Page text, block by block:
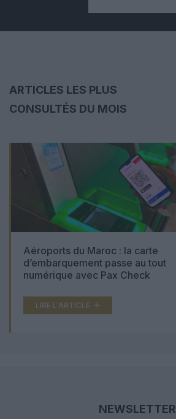
ARTICLES LES PLUS
CONSULTÉS DU MOIS
Aéroports du Maroc : la carte
d’embarquement passe au tout
numérique avec Pax Check
LIRE L'ARTICLE
NEWSLETTER